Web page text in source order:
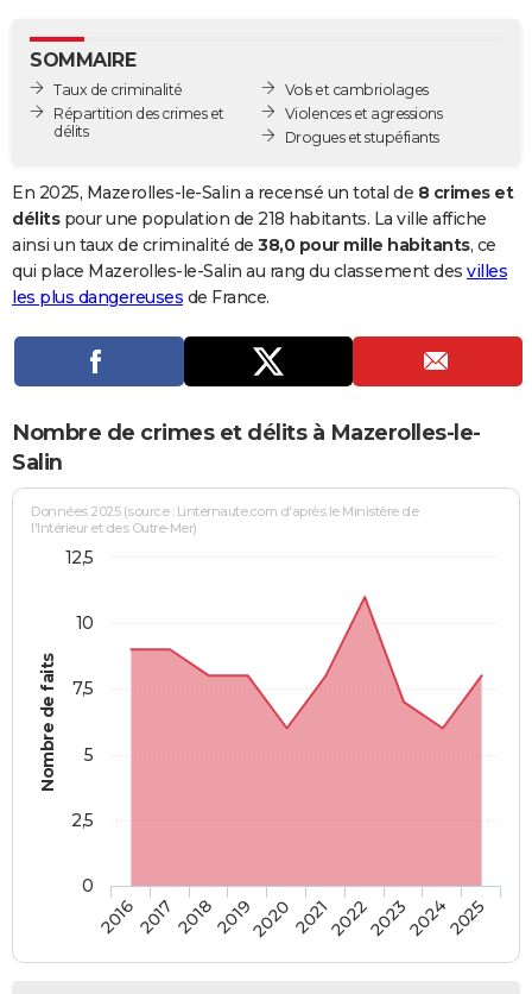
GUIDES D'ACHAT
BONS PLANS
Carte de Noël
Carte Bonne année
Carte Saint-Valentin
Carte Pâques
Carte d'anniversaire
DICTIONNAIRE
Dictionnaire
Biographies
Citations
Expressions
Proverbes
PROGRAMME TV
Se connecter
Entreprises
Service militaire
Avis de recherche
AVIS DE DÉCÈS
Bricolage
Lifestyle
Culture
Sport
Auto
Television
Voyage
Cinema
SOMMAIRE
Taux de criminalité
Répartition des crimes et
délits
Vols et cambriolages
Violences et agressions
Drogues et stupéfiants
En 2025, Mazerolles-le-Salin a recensé un total de 8 crimes et
délitspour une population de 218 habitants. La ville affiche
ainsi un taux de criminalité de 38,0 pour mille habitants, ce
qui place Mazerolles-le-Salin au rang du classement des villes
les plus dangereuses de France.
Nombre de crimes et délits à Mazerolles-le-
Salin
Nombre de faits
Données 2025 (source : Linternaute.com d'après le Ministère de
l'Intérieur et des Outre-Mer)
2016201720182019202020212022202320242025
0
2,5
5
7,5
10
12,5